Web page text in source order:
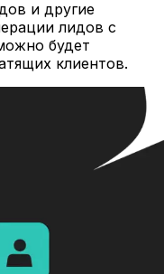
и другие
лидов с
будет
клиентов.